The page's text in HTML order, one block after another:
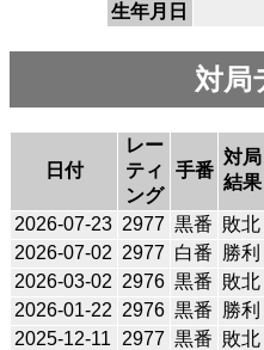
生年月日
対局
日付
レー
ティ
ング
手番
対局
結果
2026-07-23 2977 黒番 敗北
2026-07-02 2977 白番 勝利
2026-03-02 2976 黒番 敗北
2026-01-22 2976 黒番 勝利
2025-12-11
2977 黒番 敗北